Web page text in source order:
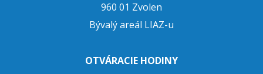
960 01 Zvolen
Bývalý areál LIAZ-u
OTVÁRACIE HODINY